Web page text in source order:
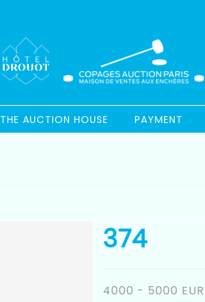
THE AUCTION HOUSE PAYMENT
374
4000 - 5000 EUR